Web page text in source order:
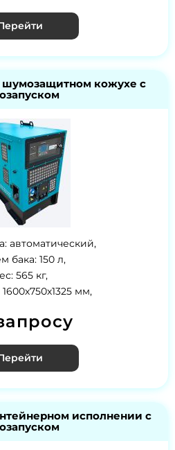
шумозащитном кожухе с
автоматический,
бака: 150 л,
565 кг,
мм,
исполнении с